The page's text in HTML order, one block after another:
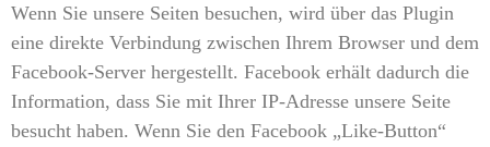
Wenn Sie unsere Seiten besuchen, wird über das Plugin
eine direkte Verbindung zwischen Ihrem Browser und dem
Facebook-Server hergestellt. Facebook erhält dadurch die
Information, dass Sie mit Ihrer IP-Adresse unsere Seite
besucht haben. Wenn Sie den Facebook „Like-Button“